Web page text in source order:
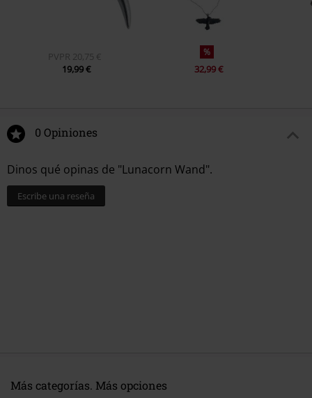
PVPR 20,75 €
19,99 €
%
32,99 €
0 Opiniones
Dinos qué opinas de "Lunacorn Wand".
Escribe una reseña
Más categorías. Más opciones